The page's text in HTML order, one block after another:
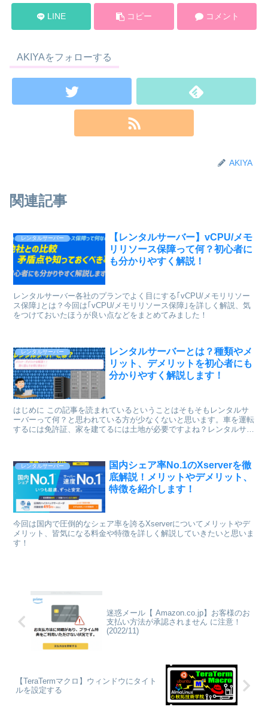
LINE コピー コメント
AKIYAをフォローする
AKIYA
関連記事
レンタルサーバー
【レンタルサーバー】vCPU/メモ
リリソース保障って何？初心者に
も分かりやすく解説！
レンタルサーバー各社のプランでよく目にする｢vCPU/メモリリソー
ス保障｣とは？今回は｢vCPU/メモリリソース保障｣を詳しく解説、気
をつけておいたほうが良い点などをまとめてみました！
レンタルサーバー
レンタルサーバーとは？種類やメ
リット、デメリットを初心者にも
分かりやすく解説します！
はじめに この記事を読まれているということはそもそもレンタルサ
ーバーって何？と思われている方が少なくないと思います。車を運転
するには免許証、家を建てるには土地が必要ですよね？レンタルサー
レンタルサーバー
国内シェア率No.1のXserverを徹
底解説！メリットやデメリット、
特徴を紹介します！
今回は国内で圧倒的なシェア率を誇るXserverについてメリットやデ
メリット、皆気になる料金や特徴を詳しく解説していきたいと思いま
す！
迷惑メール【 Amazon.co.jp】お客様のお
支払い方法が承認されません に注意！
(2022/11)
【TeraTermマクロ】ウィンドウにタイト
ルを設定する